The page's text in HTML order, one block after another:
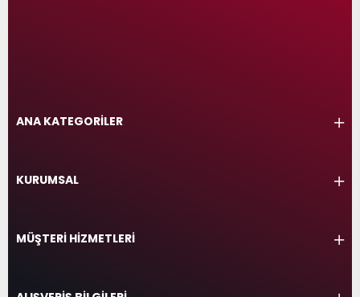
ANA KATEGORİLER
KURUMSAL
MÜŞTERİ HİZMETLERİ